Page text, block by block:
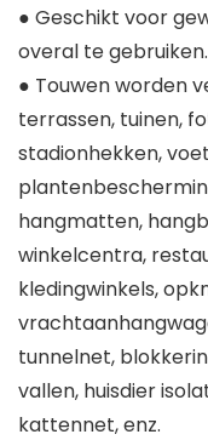
● Geschikt voor
overal te gebruiken.
● Touwen worden
terrassen, tuinen,
stadionhekken,
hangmatten,
winkelcentra,
kledingwinkels,
tunnelnet,
vallen, huisdier
kattennet, enz.